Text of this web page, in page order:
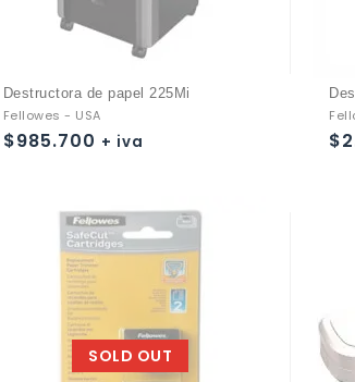
Destructora de papel 225Mi
Fellowes - USA
$985.700 + iva $
SOLD OUT